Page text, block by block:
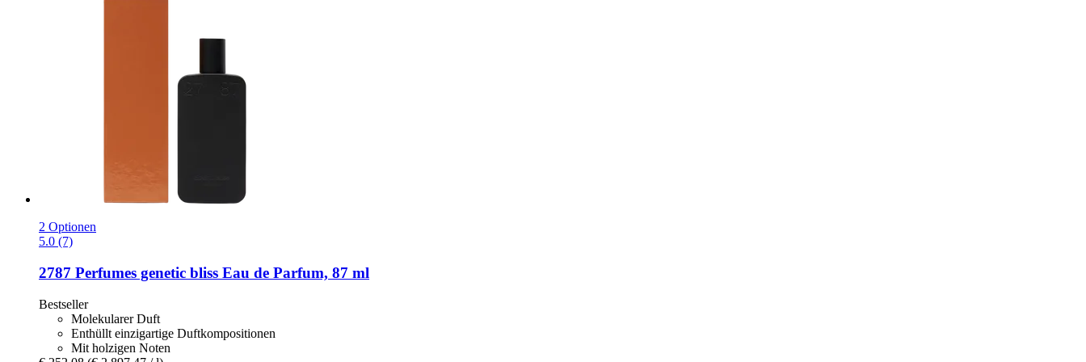
2 Optionen
5.0 (7)
2787 Perfumes genetic bliss Eau de Parfum, 87 ml
Bestseller
Molekularer Duft
Enthüllt einzigartige Duftkompositionen
Mit holzigen Noten